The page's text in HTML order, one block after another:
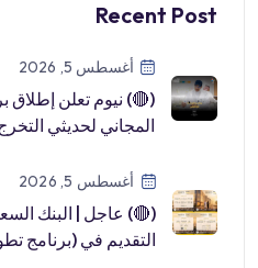
Recent Post
أغسطس 5, 2026
(🔴) نيوم تعلن إطلاق
المجاني لحديثي
أغسطس 5, 2026
(🔴) عاجل | البنك
التقديم في (برنامج تطوير